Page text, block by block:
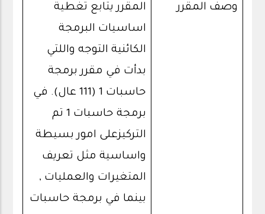
وصف المقرر
المقرر يتابع تغطية
اساسيات البرمجة
الكائنية التوجه واللتي
بدأت في مقرر برمجة
حاسبات 1 (111 عال). في
برمجة حاسبات 1 تم
التركيزعلى امور بسيطة
واساسية مثل تعريف
المتغيرات والعمليات ,
بينما في برمجة حاسبات